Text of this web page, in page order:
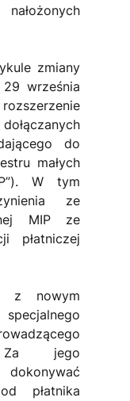
zmiany
września
do
małych
W tym
ze
MIP ze
płatniczej
z nowym
Za jego
płatnika